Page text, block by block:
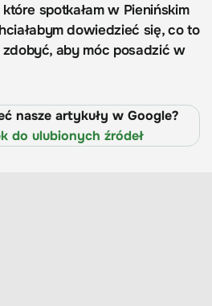
spotkałam w Pienińskim
dowiedzieć się, co to
aby móc posadzić w
nasze artykuły w Google?
do ulubionych źródeł